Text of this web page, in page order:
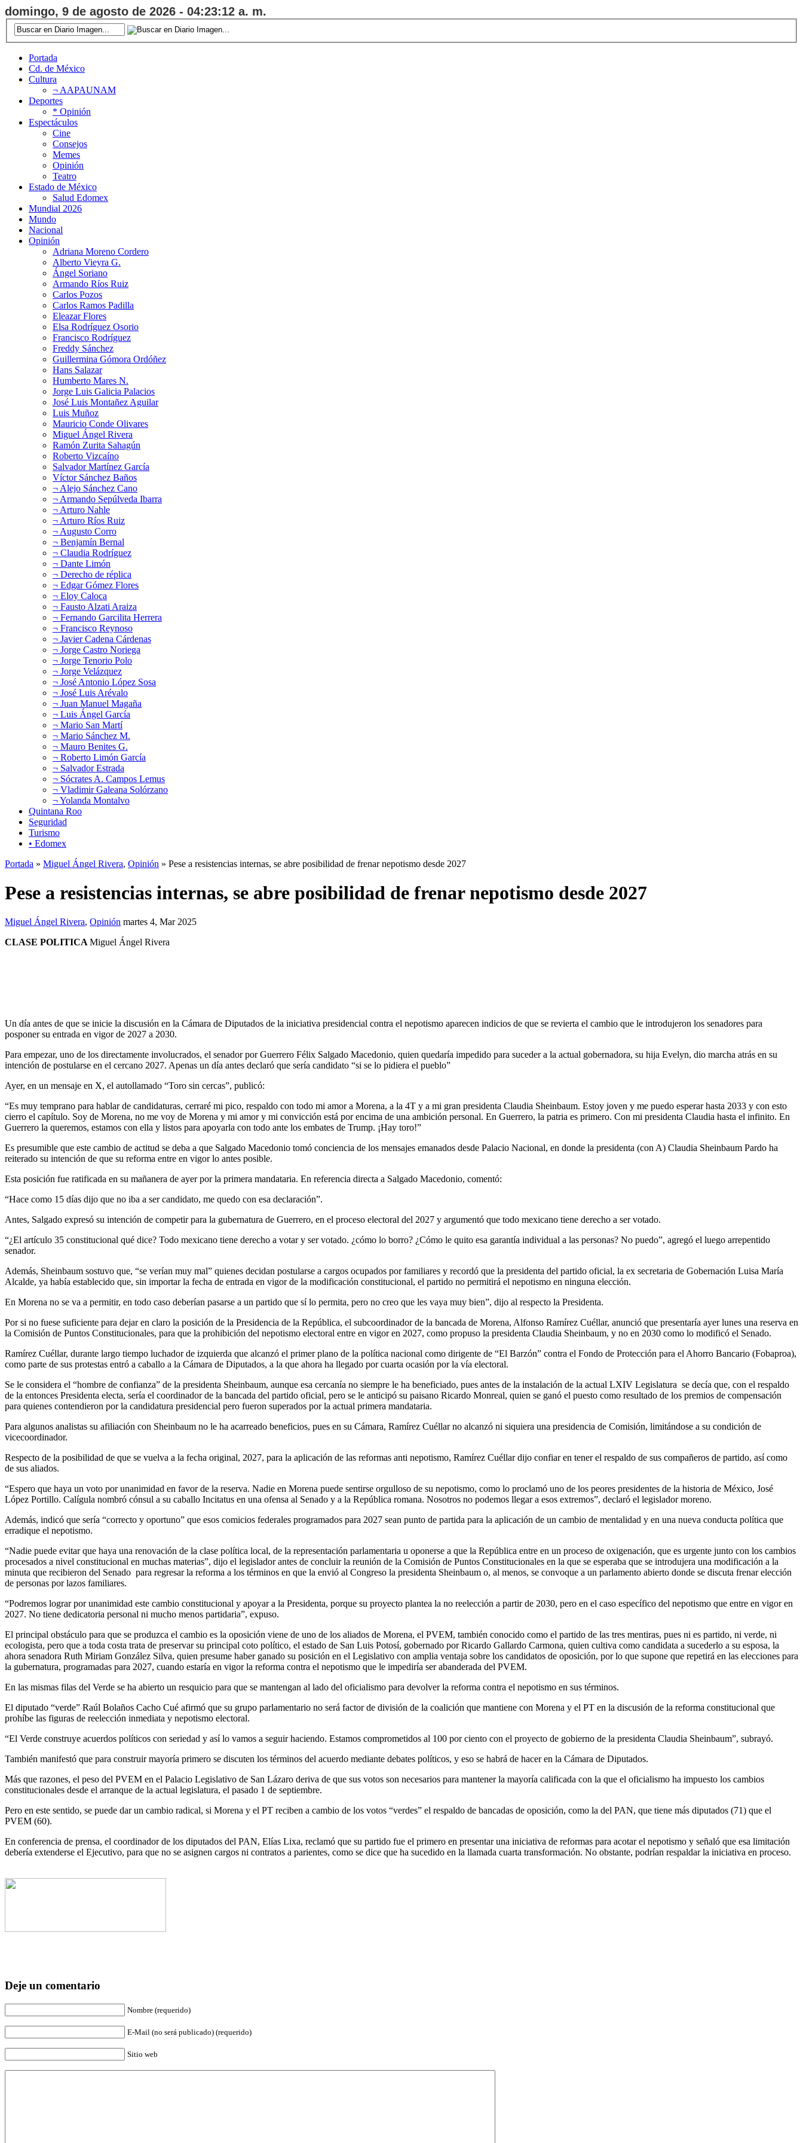
domingo, 9 de agosto de 2026 - 04:23:13 a. m.
Portada
Cd. de México
Cultura
¬ AAPAUNAM
Deportes
* Opinión
Espectáculos
Cine
Consejos
Memes
Opinión
Teatro
Estado de México
Salud Edomex
Mundial 2026
Mundo
Nacional
Opinión
Adriana Moreno Cordero
Alberto Vieyra G.
Ángel Soriano
Armando Ríos Ruiz
Carlos Pozos
Carlos Ramos Padilla
Eleazar Flores
Elsa Rodríguez Osorio
Francisco Rodríguez
Freddy Sánchez
Guillermina Gómora Ordóñez
Hans Salazar
Humberto Mares N.
Jorge Luis Galicia Palacios
José Luis Montañez Aguilar
Luis Muñoz
Mauricio Conde Olivares
Miguel Ángel Rivera
Ramón Zurita Sahagún
Roberto Vizcaíno
Salvador Martínez García
Víctor Sánchez Baños
¬ Alejo Sánchez Cano
¬ Armando Sepúlveda Ibarra
¬ Arturo Nahle
¬ Arturo Ríos Ruiz
¬ Augusto Corro
¬ Benjamín Bernal
¬ Claudia Rodríguez
¬ Dante Limón
¬ Derecho de réplica
¬ Edgar Gómez Flores
¬ Eloy Caloca
¬ Fausto Alzati Araiza
¬ Fernando Garcilita Herrera
¬ Francisco Reynoso
¬ Javier Cadena Cárdenas
¬ Jorge Castro Noriega
¬ Jorge Tenorio Polo
¬ Jorge Velázquez
¬ José Antonio López Sosa
¬ José Luis Arévalo
¬ Juan Manuel Magaña
¬ Luis Ángel García
¬ Mario San Martí
¬ Mario Sánchez M.
¬ Mauro Benites G.
¬ Roberto Limón García
¬ Salvador Estrada
¬ Sócrates A. Campos Lemus
¬ Vladimir Galeana Solórzano
¬ Yolanda Montalvo
Quintana Roo
Seguridad
Turismo
• Edomex
Portada » Miguel Ángel Rivera, Opinión » Pese a resistencias internas, se abre posibilidad de frenar nepotismo desde 2027
Pese a resistencias internas, se abre posibilidad de frenar nepotismo desde 2027
Miguel Ángel Rivera, Opinión martes 4, Mar 2025
CLASE POLITICAMiguel Ángel Rivera
Un día antes de que se inicie la discusión en la Cámara de Diputados de la iniciativa presidencial contra el nepotismo aparecen indicios de que se revierta el cambio que le introdujeron los senadores para
posponer su entrada en vigor de 2027 a 2030.
Para empezar, uno de los directamente involucrados, el senador por Guerrero Félix Salgado Macedonio, quien quedaría impedido para suceder a la actual gobernadora, su hija Evelyn, dio marcha atrás en su
intención de postularse en el cercano 2027. Apenas un día antes declaró que sería candidato “si se lo pidiera el pueblo”
Ayer, en un mensaje en X, el autollamado “Toro sin cercas”, publicó:
“Es muy temprano para hablar de candidaturas, cerraré mi pico, respaldo con todo mi amor a Morena, a la 4T y a mi gran presidenta Claudia Sheinbaum. Estoy joven y me puedo esperar hasta 2033 y con esto
cierro el capítulo. Soy de Morena, no me voy de Morena y mi amor y mi convicción está por encima de una ambición personal. En Guerrero, la patria es primero. Con mi presidenta Claudia hasta el infinito. En
Guerrero la queremos, estamos con ella y listos para apoyarla con todo ante los embates de Trump. ¡Hay toro!”
Es presumible que este cambio de actitud se deba a que Salgado Macedonio tomó conciencia de los mensajes emanados desde Palacio Nacional, en donde la presidenta (con A) Claudia Sheinbaum Pardo ha
reiterado su intención de que su reforma entre en vigor lo antes posible.
Esta posición fue ratificada en su mañanera de ayer por la primera mandataria. En referencia directa a Salgado Macedonio, comentó:
“Hace como 15 días dijo que no iba a ser candidato, me quedo con esa declaración”.
Antes, Salgado expresó su intención de competir para la gubernatura de Guerrero, en el proceso electoral del 2027 y argumentó que todo mexicano tiene derecho a ser votado.
“¿El artículo 35 constitucional qué dice? Todo mexicano tiene derecho a votar y ser votado. ¿cómo lo borro? ¿Cómo le quito esa garantía individual a las personas? No puedo”, agregó el luego arrepentido
senador.
Además, Sheinbaum sostuvo que, “se verían muy mal” quienes decidan postularse a cargos ocupados por familiares y recordó que la presidenta del partido oficial, la ex secretaria de Gobernación Luisa María
Alcalde, ya había establecido que, sin importar la fecha de entrada en vigor de la modificación constitucional, el partido no permitirá el nepotismo en ninguna elección.
En Morena no se va a permitir, en todo caso deberían pasarse a un partido que sí lo permita, pero no creo que les vaya muy bien”, dijo al respecto la Presidenta.
Por si no fuese suficiente para dejar en claro la posición de la Presidencia de la República, el subcoordinador de la bancada de Morena, Alfonso Ramírez Cuéllar, anunció que presentaría ayer lunes una reserva en
la Comisión de Puntos Constitucionales, para que la prohibición del nepotismo electoral entre en vigor en 2027, como propuso la presidenta Claudia Sheinbaum, y no en 2030 como lo modificó el Senado.
Ramírez Cuéllar, durante largo tiempo luchador de izquierda que alcanzó el primer plano de la política nacional como dirigente de “El Barzón” contra el Fondo de Protección para el Ahorro Bancario (Fobaproa),
como parte de sus protestas entró a caballo a la Cámara de Diputados, a la que ahora ha llegado por cuarta ocasión por la vía electoral.
Se le considera el “hombre de confianza” de la presidenta Sheinbaum, aunque esa cercanía no siempre le ha beneficiado, pues antes de la instalación de la actual LXIV Legislatura se decía que, con el respaldo
de la entonces Presidenta electa, sería el coordinador de la bancada del partido oficial, pero se le anticipó su paisano Ricardo Monreal, quien se ganó el puesto como resultado de los premios de compensación
para quienes contendieron por la candidatura presidencial pero fueron superados por la actual primera mandataria.
Para algunos analistas su afiliación con Sheinbaum no le ha acarreado beneficios, pues en su Cámara, Ramírez Cuéllar no alcanzó ni siquiera una presidencia de Comisión, limitándose a su condición de
vicecoordinador.
Respecto de la posibilidad de que se vuelva a la fecha original, 2027, para la aplicación de las reformas anti nepotismo, Ramírez Cuéllar dijo confiar en tener el respaldo de sus compañeros de partido, así como
de sus aliados.
“Espero que haya un voto por unanimidad en favor de la reserva. Nadie en Morena puede sentirse orgulloso de su nepotismo, como lo proclamó uno de los peores presidentes de la historia de México, José
López Portillo. Calígula nombró cónsul a su caballo Incitatus en una ofensa al Senado y a la República romana. Nosotros no podemos llegar a esos extremos”, declaró el legislador moreno.
Además, indicó que sería “correcto y oportuno” que esos comicios federales programados para 2027 sean punto de partida para la aplicación de un cambio de mentalidad y en una nueva conducta política que
erradique el nepotismo.
“Nadie puede evitar que haya una renovación de la clase política local, de la representación parlamentaria u oponerse a que la República entre en un proceso de oxigenación, que es urgente junto con los cambios
procesados a nivel constitucional en muchas materias”, dijo el legislador antes de concluir la reunión de la Comisión de Puntos Constitucionales en la que se esperaba que se introdujera una modificación a la
minuta que recibieron del Senado para regresar la reforma a los términos en que la envió al Congreso la presidenta Sheinbaum o, al menos, se convoque a un parlamento abierto donde se discuta frenar elección
de personas por lazos familiares.
“Podremos lograr por unanimidad este cambio constitucional y apoyar a la Presidenta, porque su proyecto plantea la no reelección a partir de 2030, pero en el caso específico del nepotismo que entre en vigor en
2027. No tiene dedicatoria personal ni mucho menos partidaria”, expuso.
El principal obstáculo para que se produzca el cambio es la oposición viene de uno de los aliados de Morena, el PVEM, también conocido como el partido de las tres mentiras, pues ni es partido, ni verde, ni
ecologista, pero que a toda costa trata de preservar su principal coto político, el estado de San Luis Potosí, gobernado por Ricardo Gallardo Carmona, quien cultiva como candidata a sucederlo a su esposa, la
ahora senadora Ruth Miriam González Silva, quien presume haber ganado su posición en el Legislativo con amplia ventaja sobre los candidatos de oposición, por lo que supone que repetirá en las elecciones para
la gubernatura, programadas para 2027, cuando estaría en vigor la reforma contra el nepotismo que le impediría ser abanderada del PVEM.
En las mismas filas del Verde se ha abierto un resquicio para que se mantengan al lado del oficialismo para devolver la reforma contra el nepotismo en sus términos.
El diputado “verde” Raúl Bolaños Cacho Cué afirmó que su grupo parlamentario no será factor de división de la coalición que mantiene con Morena y el PT en la discusión de la reforma constitucional que
prohíbe las figuras de reelección inmediata y nepotismo electoral.
“El Verde construye acuerdos políticos con seriedad y así lo vamos a seguir haciendo. Estamos comprometidos al 100 por ciento con el proyecto de gobierno de la presidenta Claudia Sheinbaum”, subrayó.
También manifestó que para construir mayoría primero se discuten los términos del acuerdo mediante debates políticos, y eso se habrá de hacer en la Cámara de Diputados.
Más que razones, el peso del PVEM en el Palacio Legislativo de San Lázaro deriva de que sus votos son necesarios para mantener la mayoría calificada con la que el oficialismo ha impuesto los cambios
constitucionales desde el arranque de la actual legislatura, el pasado 1 de septiembre.
Pero en este sentido, se puede dar un cambio radical, si Morena y el PT reciben a cambio de los votos “verdes” el respaldo de bancadas de oposición, como la del PAN, que tiene más diputados (71) que el
PVEM (60).
En conferencia de prensa, el coordinador de los diputados del PAN, Elías Lixa, reclamó que su partido fue el primero en presentar una iniciativa de reformas para acotar el nepotismo y señaló que esa limitación
debería extenderse el Ejecutivo, para que no se asignen cargos ni contratos a parientes, como se dice que ha sucedido en la llamada cuarta transformación. No obstante, podrían respaldar la iniciativa en proceso.
Deje un comentario
Nombre (requerido)
E-Mail (no será publicado) (requerido)
Sitio web